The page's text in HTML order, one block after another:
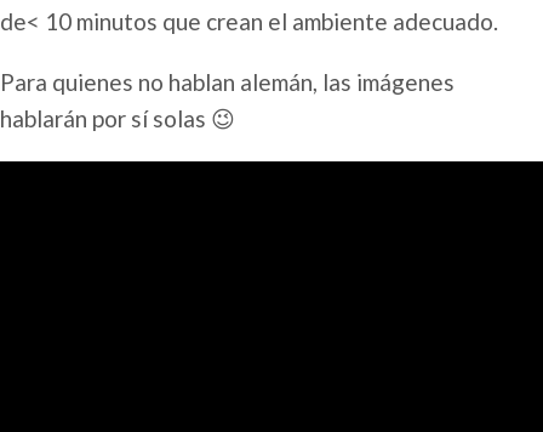
de< 10 minutos que crean el ambiente adecuado.
Para quienes no hablan alemán, las imágenes
hablarán por sí solas 😉